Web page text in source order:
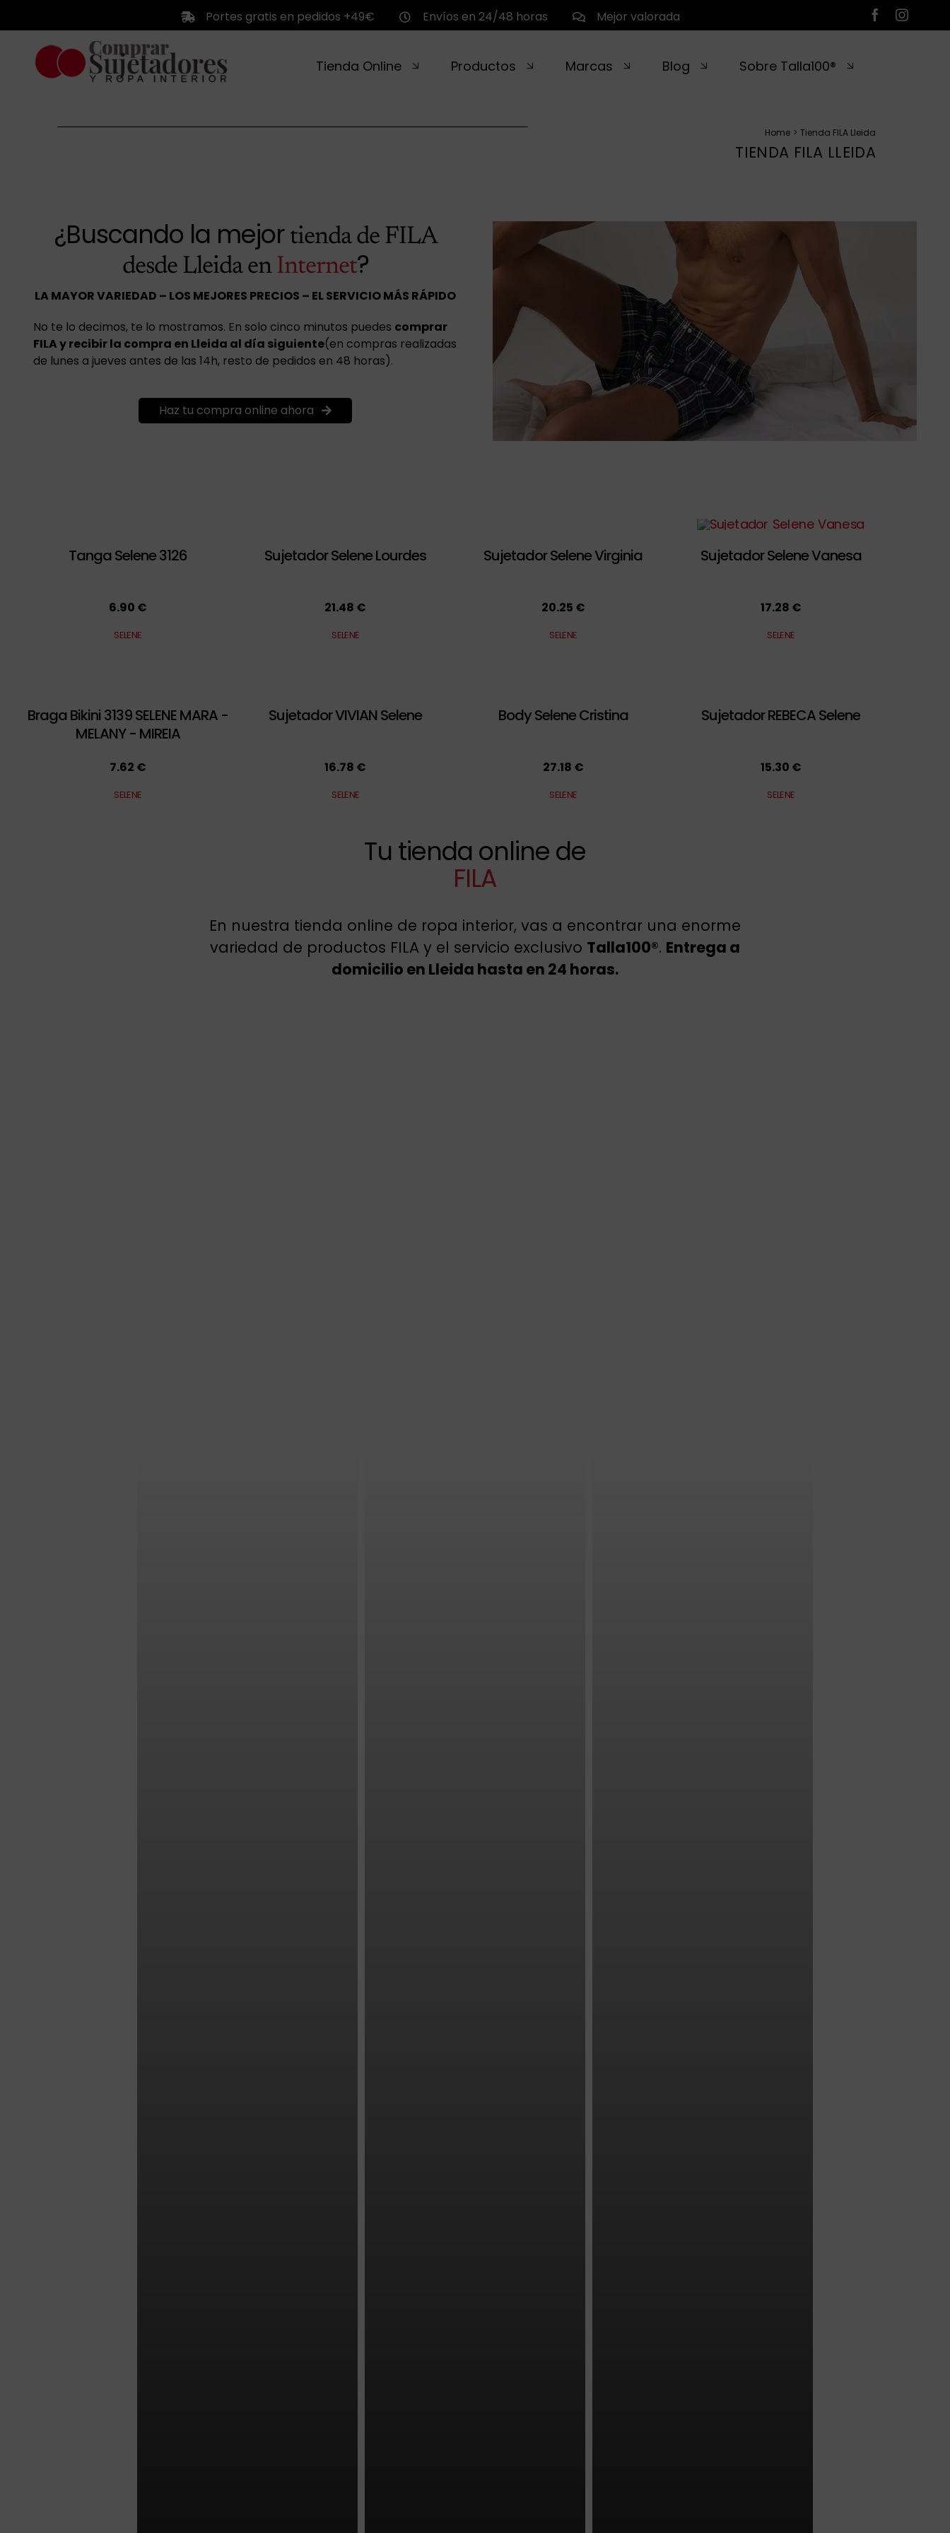
contenido
Portes gratis en pedidos +49€ Envíos en 24/48 horas Mejor valorada
Tienda Online Productos Marcas Blog Sobre Talla100®
Home Tienda FILA Lleida
TIENDA FILA LLEIDA
¿Buscando la mejor tienda de FILA
desde Lleida en Internet?
LA MAYOR VARIEDAD – LOS MEJORES PRECIOS – EL SERVICIO MÁS RÁPIDO
No te lo decimos, te lo mostramos. En solo cinco minutos puedes comprar
FILA y recibir la compra en Lleida al día siguiente(en compras realizadas
de lunes a jueves antes de las 14h, resto de pedidos en 48 horas).
Haz tu compra online ahora
Tanga Selene 3126
6.90 €
SELENE
Sujetador Selene Lourdes
21.48 €
SELENE
Sujetador Selene Virginia
20.25 €
SELENE
Sujetador Selene Vanesa
17.28 €
SELENE
Braga Bikini 3139 SELENE MARA -
MELANY - MIREIA
7.62 €
SELENE
Sujetador VIVIAN Selene
16.78 €
SELENE
Body Selene Cristina
27.18 €
SELENE
Sujetador REBECA Selene
15.30 €
SELENE
Tu tienda online de
FILA
En nuestra tienda online de ropa interior, vas a encontrar una enorme
variedad de productos FILA y el servicio exclusivo Talla100®. Entrega a
domicilio en Lleida hasta en 24 horas.